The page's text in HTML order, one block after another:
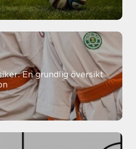
En grundlig översikt